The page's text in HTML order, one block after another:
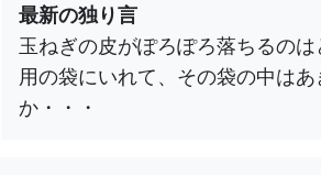
最新の独り言
玉ねぎの皮がぽろぽろ落ちるの
用の袋にいれて、その袋の中は
か・・・